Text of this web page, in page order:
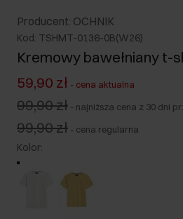
Producent: OCHNIK
Kod: TSHMT-0136-0B(W26)
Kremowy bawełniany t-
59,90 zł - cena aktualna
99,90 zł - najniższa cena z 30 dni
99,90 zł - cena regularna
Kolor: